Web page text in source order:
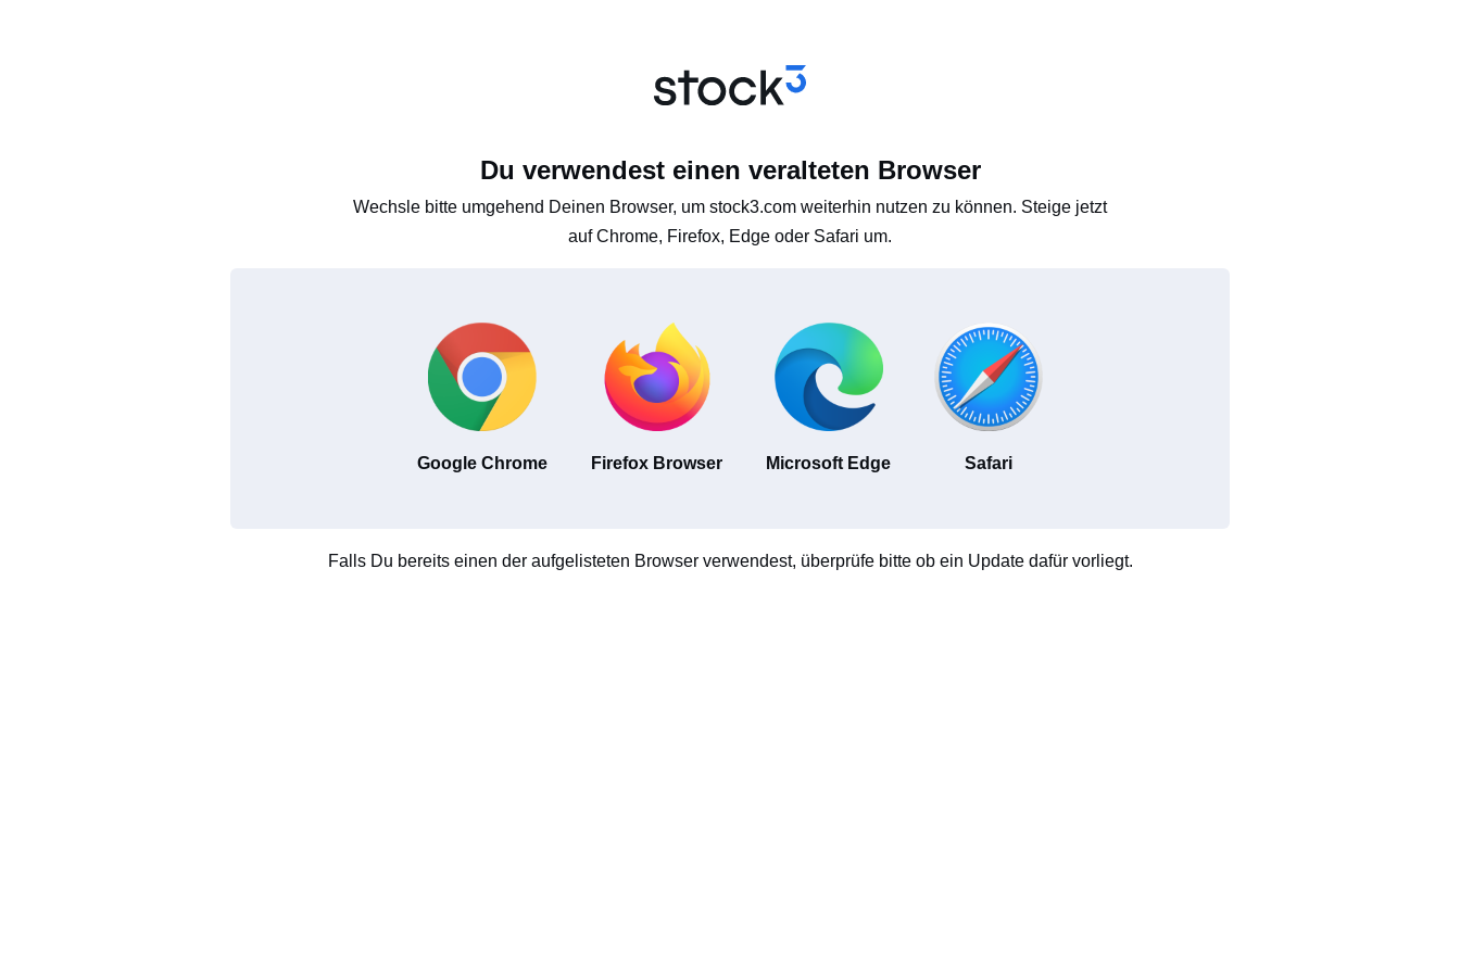
Du verwendest einen veralteten Browser
Wechsle bitte umgehend Deinen Browser, um stock3.com weiterhin nutzen zu können. Steige jetzt
auf Chrome, Firefox, Edge oder Safari um.
Google Chrome Firefox Browser Microsoft Edge Safari
Falls Du bereits einen der aufgelisteten Browser verwendest, überprüfe bitte ob ein Update dafür vorliegt.